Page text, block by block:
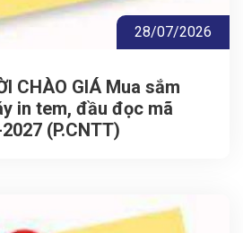
28/07/2026
CHÀO GIÁ Mua sắm
in tem, đầu đọc mã
(P.CNTT)